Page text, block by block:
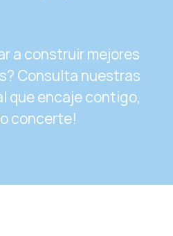
a construir mejores
Consulta nuestras
que encaje contigo,
concerte!